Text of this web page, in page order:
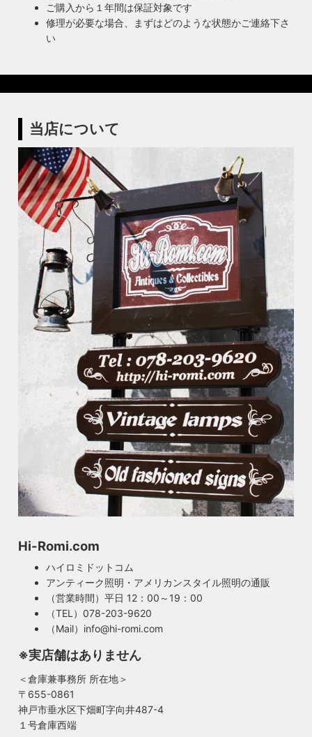
ご購入から１年間は保証対象です
修理が必要な場合、まずはどのような状態かご連絡下さ
い
当店について
Hi-Romi.com
ハイロミドットコム
アンティーク照明・アメリカンスタイル照明の通販
（営業時間）平日 12：00～19：00
（TEL）078-203-9620
（Mail）info@hi-romi.com
※実店舗はありません
＜倉庫兼事務所 所在地＞
〒655-0861
神戸市垂水区下畑町字向井487-4
１号倉庫西端